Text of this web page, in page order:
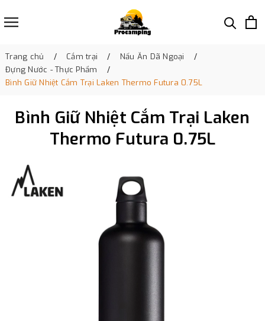
Trang chủ Cắm trại
Nấu Ăn Dã Ngoại
Đựng Nước - Thực Phẩm
Bình Giữ Nhiệt Cắm Trại Laken Thermo Futura 0.75L
Bình Giữ Nhiệt Cắm Trại Laken
Thermo Futura 0.75L